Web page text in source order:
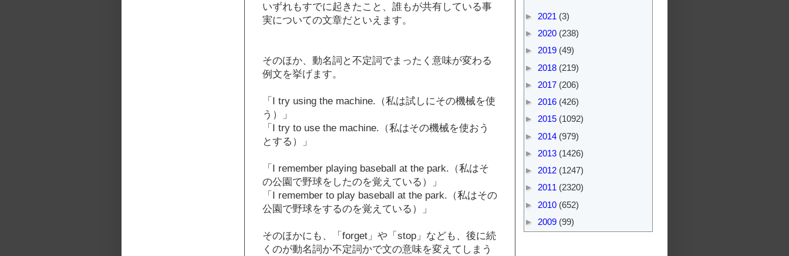
いずれもすでに起きたこと、誰もが共有している事
実についての文章だといえます。
そのほか、動名詞と不定詞でまったく意味が変わる
例文を挙げます。
「I try using the machine.（私は試しにその機械を使
う）」
「I try to use the machine.（私はその機械を使おう
とする）」
「I remember playing baseball at the park.（私はそ
の公園で野球をしたのを覚えている）」
「I remember to play baseball at the park.（私はその
公園で野球をするのを覚えている）」
そのほかにも、「forget」や「stop」なども、後に続
くのが動名詞か不定詞かで文の意味を変えてしまう
► 2021 (3)
► 2020 (238)
► 2019 (49)
► 2018 (219)
► 2017 (206)
► 2016 (426)
► 2015 (1092)
► 2014 (979)
► 2013 (1426)
► 2012 (1247)
► 2011 (2320)
► 2010 (652)
► 2009 (99)